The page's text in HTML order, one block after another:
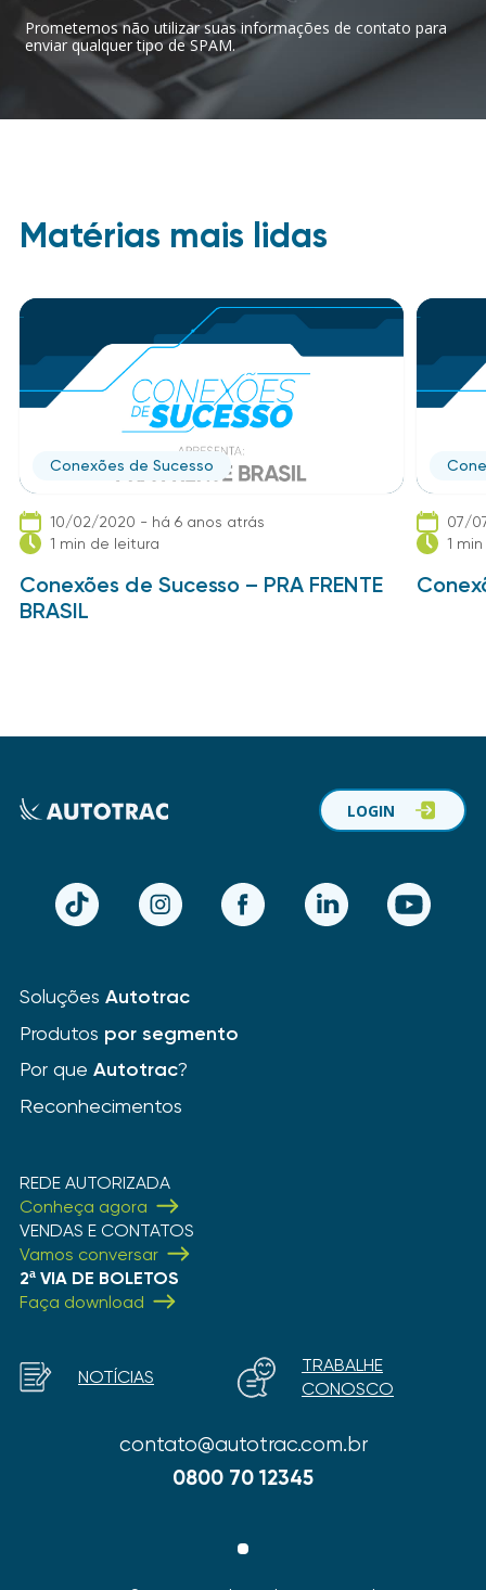
Prometemos não utilizar suas informações de contato para
enviar qualquer tipo de SPAM.
Matérias mais lidas
Conexões de Sucesso
10/02/2020 - há 6 anos atrás
1 min de leitura
Conexões de Sucesso – PRA FRENTE
BRASIL
07/
1
TikTok Instagram Facebook LinkedIn YouTube
LOGIN
Soluções Autotrac
Produtos por segmento
Por que Autotrac?
Reconhecimentos
REDE AUTORIZADA
Conheça agora
VENDAS E CONTATOS
Vamos conversar
2ª VIA DE BOLETOS
Faça download
contato@autotrac.com.br
0800 70 12345
NOTÍCIAS
TRABALHE
CONOSCO